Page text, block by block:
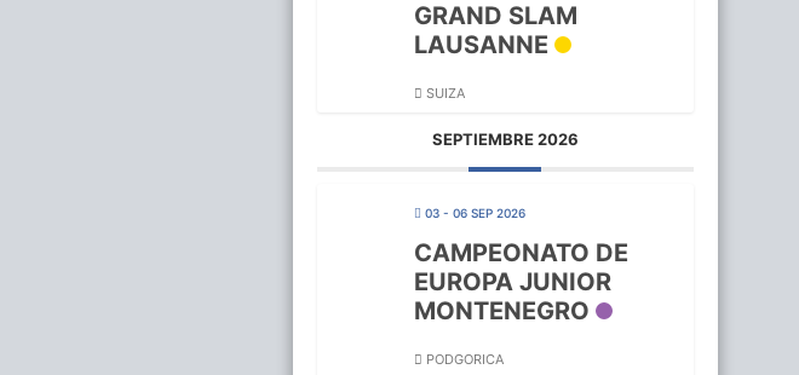
GRAND SLAM
LAUSANNE
SUIZA
SEPTIEMBRE 2026
03 - 06 SEP 2026
CAMPEONATO DE
EUROPA JUNIOR
MONTENEGRO
PODGORICA